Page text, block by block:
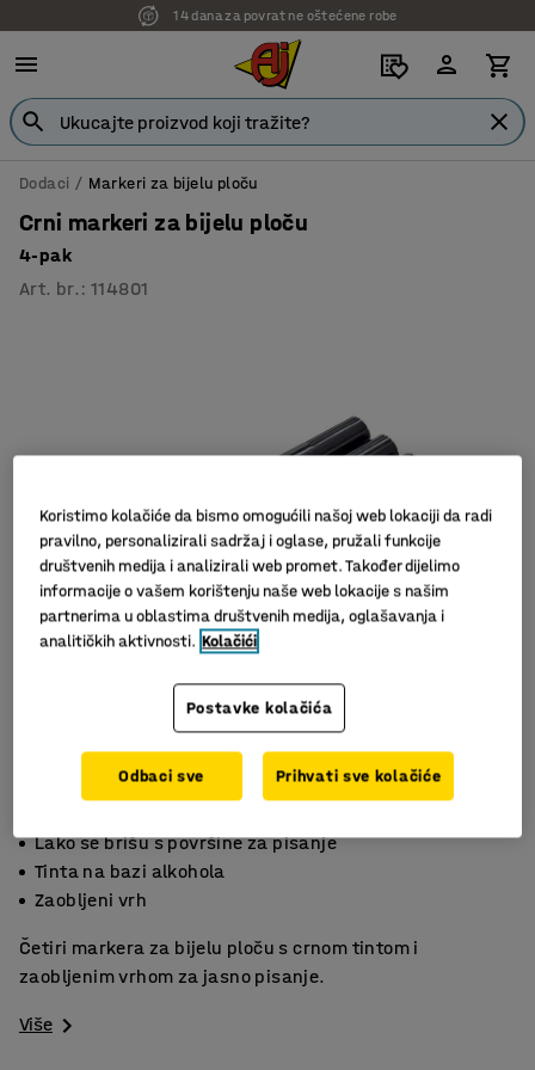
14 dana za povrat ne oštećene robe
Dodaci Markeri za bijelu ploču
Crni markeri za bijelu ploču
4-pak
Art. br. :114801
Lako se brišu s površine za pisanje
Tinta na bazi alkohola
Zaobljeni vrh
Četiri markera za bijelu ploču s crnom tintom i
zaobljenim vrhom za jasno pisanje.
Više
Koristimo kolačiće da bismo omogućili našoj web lokaciji da radi
pravilno, personalizirali sadržaj i oglase, pružali funkcije
društvenih medija i analizirali web promet. Također dijelimo
informacije o vašem korištenju naše web lokacije s našim
partnerima u oblastima društvenih medija, oglašavanja i
analitičkih aktivnosti. Kolačići
Postavke kolačića
Odbaci sve Prihvati sve kolačiće